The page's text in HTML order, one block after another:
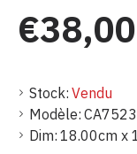
Stock: Vendu
Modèle:
Dim: 18.00cm x
€38,00